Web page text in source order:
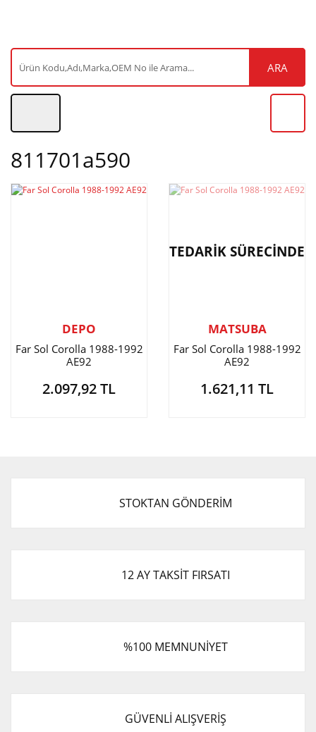
ARA
811701a590
DEPO
Far Sol Corolla 1988-1992
AE92
2.097,92 TL
TEDARİK SÜRECİNDE
MATSUBA
Far Sol Corolla 1988-1992
AE92
1.621,11 TL
STOKTAN GÖNDERİM
12 AY TAKSİT FIRSATI
%100 MEMNUNİYET
GÜVENLİ ALIŞVERİŞ